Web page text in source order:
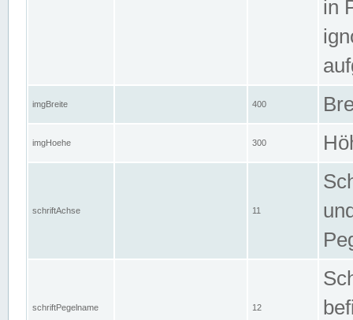
in
imgBreite 400
imgHoehe 300
schriftAchse 11
schriftPegelname 12